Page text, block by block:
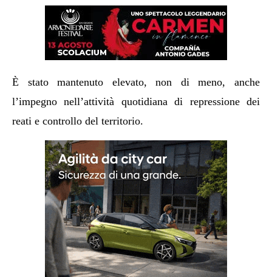
È stato mantenuto elevato, non di meno, anche
l’impegno nell’attività quotidiana di repressione dei
reati e controllo del territorio.